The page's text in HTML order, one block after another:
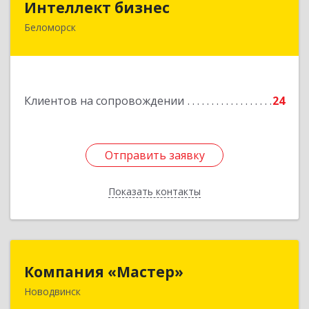
Интеллект бизнес
Беломорск
Клиентов на сопровождении 24
Отправить заявку
Показать контакты
Отправить заявку
Назад
Компания «Мастер»
Новодвинск164902, Архангельская обл, Новодвинск г,